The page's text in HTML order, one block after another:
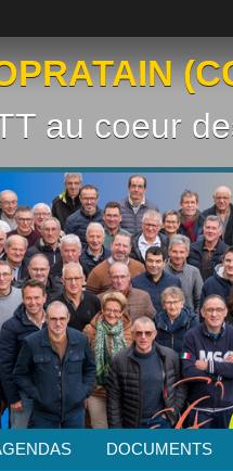
au coeur
DOCUMENTS